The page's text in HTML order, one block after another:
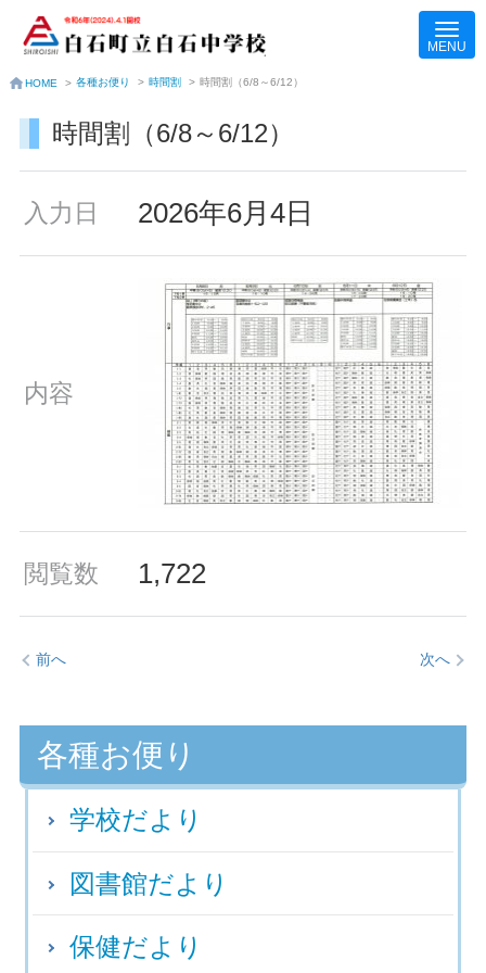
HOME > 各種お便り > 時間割 > 時間割（6/8～6/12）
時間割（6/8～6/12）
入力日 2026年6月4日
内容
閲覧数 1,722
前へ 次へ
各種お便り
学校だより
図書館だより
保健だより